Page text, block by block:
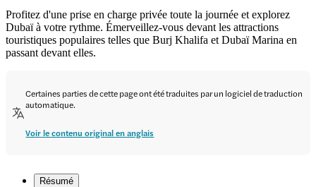
Profitez d'une prise en charge privée toute la journée et explorez
Dubaï à votre rythme. Émerveillez-vous devant les attractions
touristiques populaires telles que Burj Khalifa et Dubaï Marina en
passant devant elles.
Certaines parties de cette page ont été traduites par un logiciel de traduction
automatique.
Voir le contenu original en anglais
Résumé